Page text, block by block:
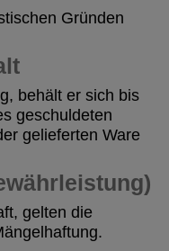
Gründen
behält er sich bis
geschuldeten
gelieferten Ware
gelten die